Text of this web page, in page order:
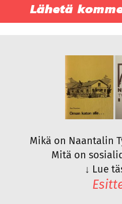
Mikä on Naantalin
Mitä on
↓ Lue